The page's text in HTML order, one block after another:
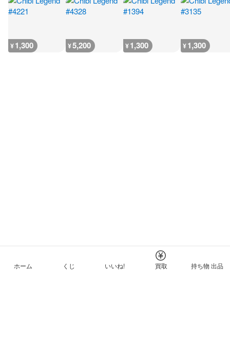
¥1,300 ¥5,200 ¥1,300 ¥1,300
ホーム くじ いいね! 買取 持ち物 出品